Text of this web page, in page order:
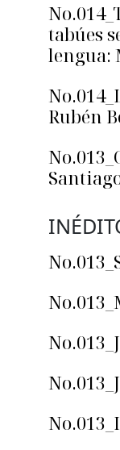
tabúes
lengua:
Rubén